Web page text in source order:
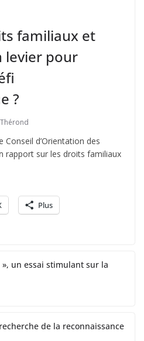
familiaux et
levier pour
?
d’Orientation des
rapport sur les droits familiaux
Plus
un essai stimulant sur la
de la reconnaissance